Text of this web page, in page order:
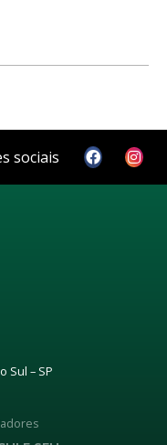
sociais
Sul – SP